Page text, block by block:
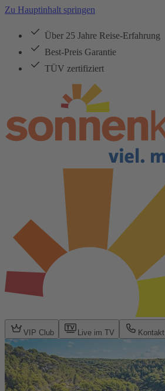
Zu Hauptinhalt springen
Über 25 Jahre Reise-Erfahrung
Best-Preis Garantie
TÜV zertifiziert
VIP Club Live im TV Kontakt